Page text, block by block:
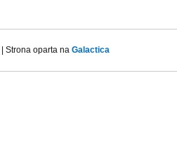
| Strona oparta na Galactica